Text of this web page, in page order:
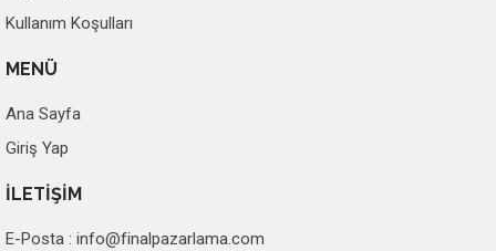
Kullanım Koşulları
MENÜ
Ana Sayfa
Giriş Yap
İLETİŞİM
E-Posta : info@finalpazarlama.com